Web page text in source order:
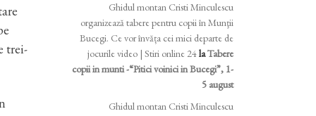
trei-
Ghidul montan Cristi Minculescu
organizează tabere pentru copii în Munţii
Bucegi. Ce vor învăța cei mici departe de
jocurile video | Stiri online 24laTabere
copii in munti -“Pitici voinici in Bucegi”, 1-
5 august
Ghidul montan Cristi Minculescu